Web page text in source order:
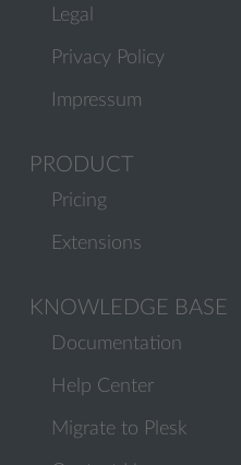
Legal
Privacy Policy
Impressum
PRODUCT
Pricing
Extensions
KNOWLEDGE BASE
Documentation
Help Center
Migrate to Plesk